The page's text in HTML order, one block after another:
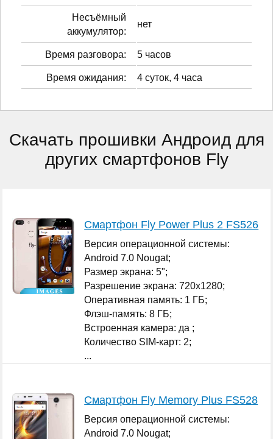
Несъёмный
аккумулятор:
нет
Время разговора: 5 часов
Время ожидания: 4 суток, 4 часа
Скачать прошивки Андроид для
других смартфонов Fly
Смартфон Fly Power Plus 2 FS526
Версия операционной системы:
Android 7.0 Nougat;
Размер экрана: 5";
Разрешение экрана: 720x1280;
Оперативная память: 1 ГБ;
Флэш-память: 8 ГБ;
Встроенная камера: да ;
Количество SIM-карт: 2;
...
Смартфон Fly Memory Plus FS528
Версия операционной системы:
Android 7.0 Nougat;